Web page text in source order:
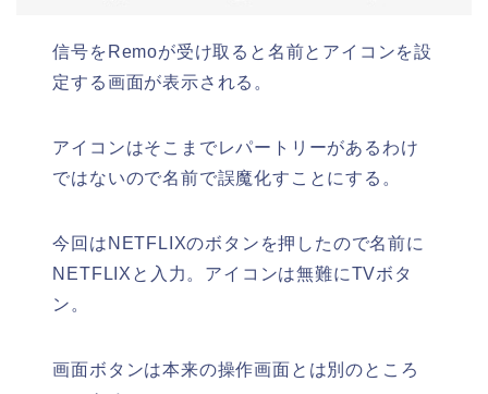
信号をRemoが受け取ると名前とアイコンを設
定する画面が表示される。
アイコンはそこまでレパートリーがあるわけ
ではないので名前で誤魔化すことにする。
今回はNETFLIXのボタンを押したので名前に
NETFLIXと入力。アイコンは無難にTVボタ
ン。
画面ボタンは本来の操作画面とは別のところ